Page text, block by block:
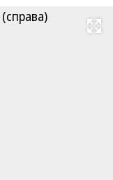
Развернуть